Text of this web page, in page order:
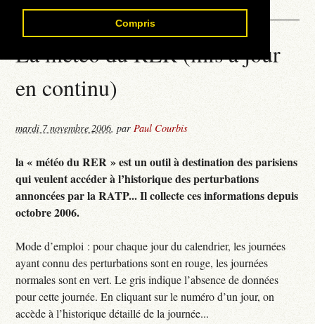
Compris
Contact
La météo du RER (mis à jour
en continu)
mardi 7 novembre 2006,parPaul Courbis
la « météo du RER » est un outil à destination des parisiens
qui veulent accéder à l’historique des perturbations
annoncées par la RATP... Il collecte ces informations depuis
octobre 2006.
Mode d’emploi : pour chaque jour du calendrier, les journées
ayant connu des perturbations sont en rouge, les journées
normales sont en vert. Le gris indique l’absence de données
pour cette journée. En cliquant sur le numéro d’un jour, on
accède à l’historique détaillé de la journée...